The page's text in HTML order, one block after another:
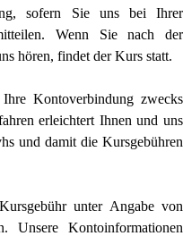
sofern Sie uns bei Ihrer
Wenn Sie nach der
hören, findet der Kurs statt.
Kontoverbindung zwecks
erleichtert Ihnen und uns
und damit die Kursgebühren
unter Angabe von
Unsere Kontoinformationen